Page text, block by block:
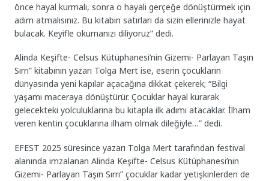
önce hayal kurmalı, sonra o hayali gerçeğe dönüştürmek için
adım atmalısınız. Bu kitabın satırları da sizin ellerinizle hayat
bulacak. Keyifle okumanızı diliyoruz” dedi.
Alinda Keşifte- Celsus Kütüphanesi’nin Gizemi- Parlayan Taşın
Sırrı” kitabının yazarı Tolga Mert ise, eserin çocukların
dünyasında yeni kapılar açacağına dikkat çekerek; “Bilgi
yaşamı maceraya dönüştürür. Çocuklar hayal kurarak
gelecekteki yolculuklarına bu kitapla ilk adımı atacaklar. İlham
veren kentin çocuklarına ilham olmak dileğiyle…” dedi.
EFEST 2025 süresince yazarı Tolga Mert tarafından festival
alanında imzalanan Alinda Keşifte- Celsus Kütüphanesi’nin
Gizemi- Parlayan Taşın Sırrı” çocuklar kadar yetişkinlerden de